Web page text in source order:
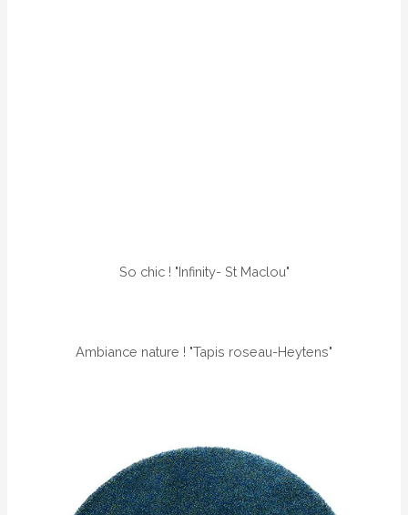
So chic ! "Infinity- St Maclou"
Ambiance nature ! "Tapis roseau-Heytens"